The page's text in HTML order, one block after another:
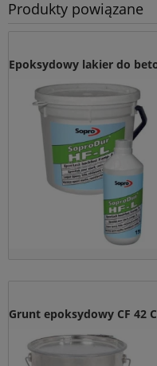
Produkty powiązane
Epoksydowy lakier do
Grunt epoksydowy CF 42